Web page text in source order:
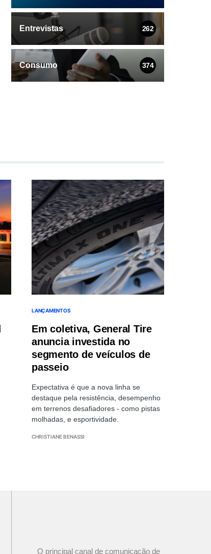
Entrevistas 262
Consumo 374
LANÇAMENTOS
Em coletiva, General Tire
anuncia investida no
segmento de veículos de
passeio
Expectativa é que a nova linha se
destaque pela resistência, desempenho
em terrenos desafiadores - como pistas
molhadas, e esportividade.
CHRISTIANE BENASSI
O principal canal de comunicação de